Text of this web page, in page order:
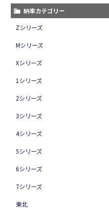
納車カテゴリー
Zシリーズ
Mシリーズ
Xシリーズ
1シリーズ
2シリーズ
3シリーズ
4シリーズ
5シリーズ
6シリーズ
7シリーズ
東北